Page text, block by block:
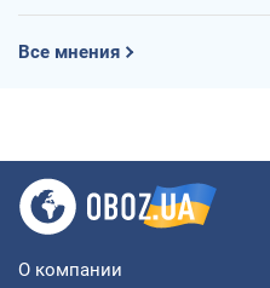
Все мнения
О компании